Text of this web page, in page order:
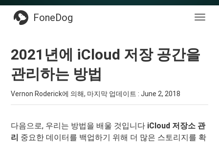
전
FoneDog
2021년에 iCloud 저장 공간을
관리하는 방법
Vernon Roderick에 의해, 마지막 업데이트 :June 2, 2018
다음으로, 우리는 방법을 배울 것입니다 iCloud 저장소 관
리 중요한 데이터를 백업하기 위해 더 많은 스토리지를 확